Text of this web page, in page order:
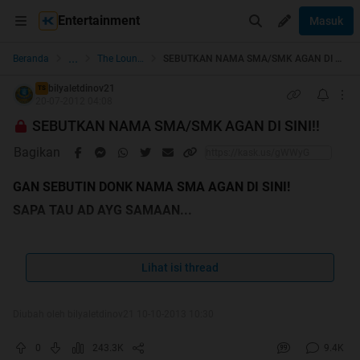
Entertainment Masuk
Beranda ... The Lounge
TS
bilyaletdinov21
SEBUTKAN NAMA SMA/SMK AGAN DI SINI!!
Bagikan
GAN SEBUTIN DONK NAMA SMA AGAN DI SINI!
SAPA TAU AD AYG SAMAAN...
udahhh 2000 orang yang post reply nh thread tp blm ada
yang nimpuk ane cendolLihat isi thread
243.3K 9.4K